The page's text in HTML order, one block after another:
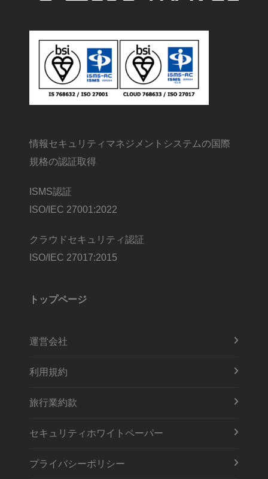
情報セキュリティマネジメントシステムの国際
規格の認証取得
ISMS認証
ISO/IEC 27001:2022
クラウドセキュリティ認証
ISO/IEC 27017:2015
トップページ
運営会社
利用規約
旅行業約款
セキュリティホワイトペーパー
プライバシーポリシー